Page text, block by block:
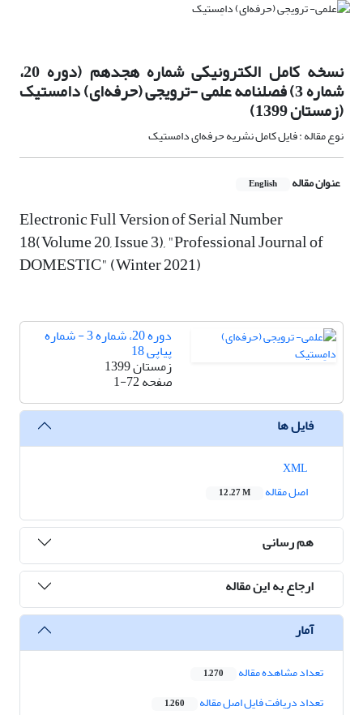
نسخه کامل الکترونیکی شماره هجدهم (دوره 20،
شماره 3) فصلنامه علمی -ترویجی (حرفه‌ای) دامستیک
(زمستان 1399)
نوع مقاله : فایل کامل نشریه حرفه‌ای دامستیک
عنوان مقاله English
Electronic Full Version of Serial Number
18(Volume 20, Issue 3), "Professional Journal of
DOMESTIC" (Winter 2021)
دوره 20، شماره 3 - شماره
پیاپی 18
زمستان 1399
صفحه1-72
فایل ها
اصل مقاله
12.27 M
هم رسانی
ارجاع به این مقاله
آمار
تعداد مشاهده مقاله 1,270
تعداد دریافت فایل اصل مقاله 1,260